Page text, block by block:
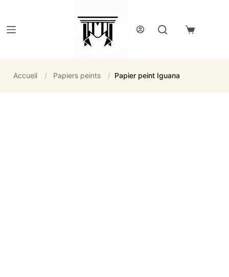
Panier
Accueil / Papiers peints / Papier peint Iguana